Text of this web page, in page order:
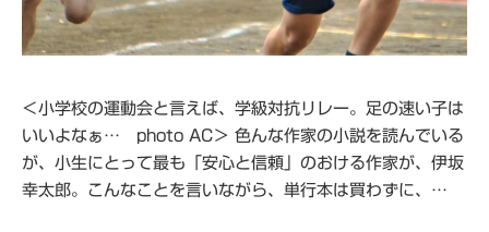
＜小学校の運動会と言えば、学級対抗リレー。足の速い子は
いいよなぁ… photo AC＞ 色んな作家の小説を読んでいる
が、小生にとって最も「安心と信頼」のおける作家が、伊坂
幸太郎。こんなことを言いながら、単行本は買わずに、…